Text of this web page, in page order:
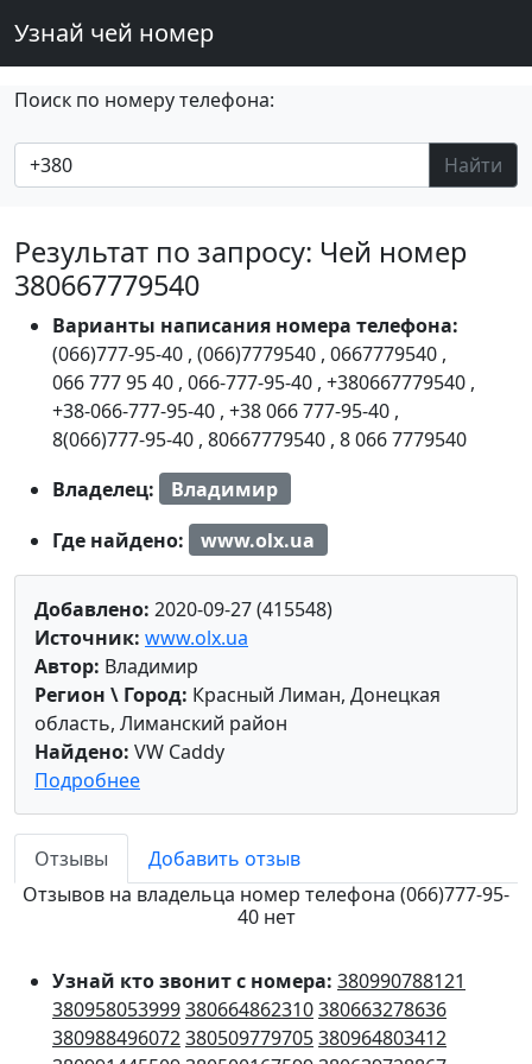
Узнай чей номер
Поиск по номеру телефона:
Найти
Результат по запросу: Чей номер
380667779540
Варианты написания номера телефона:
(066)777-95-40 , (066)7779540 , 0667779540 ,
066 777 95 40 , 066-777-95-40 , +380667779540 ,
+38-066-777-95-40 , +38 066 777-95-40 ,
8(066)777-95-40 , 80667779540 , 8 066 7779540
Владелец:
Владимир
Где найдено:
www.olx.ua
Добавлено: 2020-09-27 (415548)
Источник: www.olx.ua
Автор: Владимир
Регион \ Город: Красный Лиман, Донецкая
область, Лиманский район
Найдено: VW Caddy
Подробнее
Отзывы
Добавить отзыв
Отзывов на владельца номер телефона (066)777-95-
40 нет
Узнай кто звонит с номера: 380990788121
380958053999380664862310380663278636
380988496072380509779705380964803412